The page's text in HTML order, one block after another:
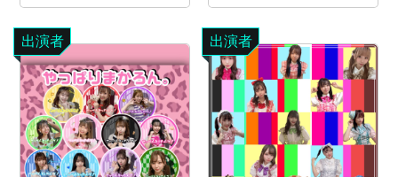
出演者 出演者